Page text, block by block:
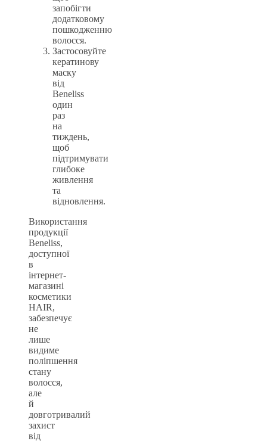
запобігти
додатковому
пошкодженню
волосся.
Застосовуйте
кератинову
маску
від
Beneliss
один
раз
на
тиждень,
щоб
підтримувати
глибоке
живлення
та
відновлення.
Використання
продукції
Beneliss,
доступної
в
інтернет-
магазині
косметики
HAIR,
забезпечує
не
лише
видиме
поліпшення
стану
волосся,
але
й
довготривалий
захист
від